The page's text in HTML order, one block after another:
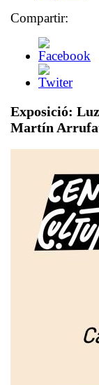
Compartir:
Exposició:
Martín